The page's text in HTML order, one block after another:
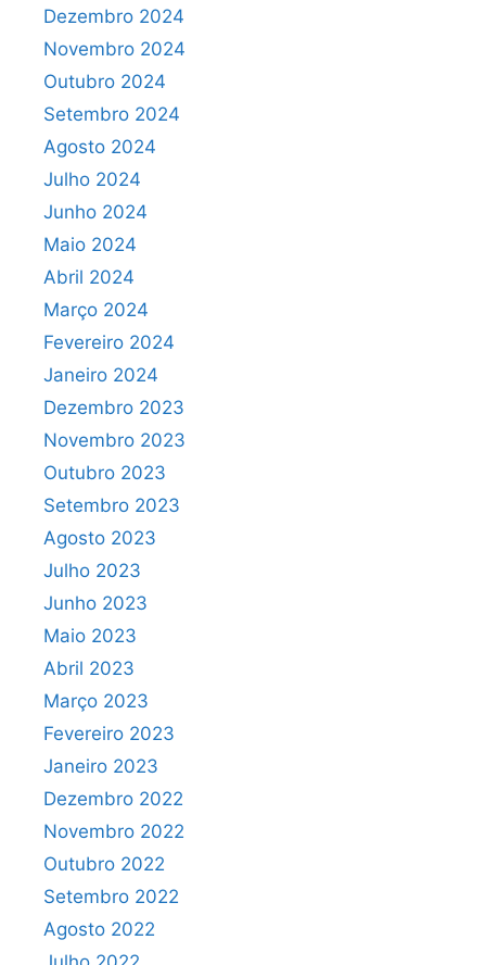
Dezembro 2024
Novembro 2024
Outubro 2024
Setembro 2024
Agosto 2024
Julho 2024
Junho 2024
Maio 2024
Abril 2024
Março 2024
Fevereiro 2024
Janeiro 2024
Dezembro 2023
Novembro 2023
Outubro 2023
Setembro 2023
Agosto 2023
Julho 2023
Junho 2023
Maio 2023
Abril 2023
Março 2023
Fevereiro 2023
Janeiro 2023
Dezembro 2022
Novembro 2022
Outubro 2022
Setembro 2022
Agosto 2022